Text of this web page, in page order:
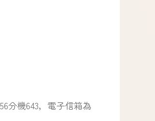
分機643，電子信箱為